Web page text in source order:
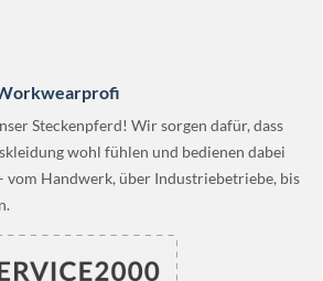
Steckenpferd! Wir sorgen dafür, dass
wohl fühlen und bedienen dabei
vom Handwerk, über Industriebetriebe, bis